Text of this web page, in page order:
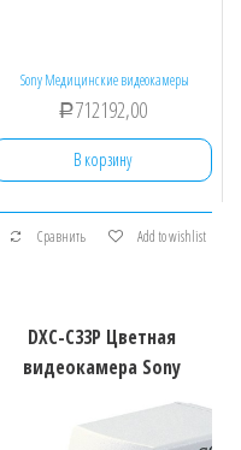
Sony Медицинские видеокамеры
Р712192,00
В корзину
Сравнить Add to wishlist
DXC-C33P Цветная
видеокамера Sony